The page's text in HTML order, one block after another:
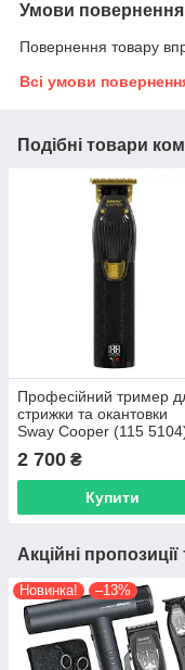
Умови повернення
Повернення товару
Всі умови
Подібні товари
Професійний тример
стрижки та окантовки
Sway Сooper (115
2 700 ₴
Купити
Акційні
Новинка! –13%